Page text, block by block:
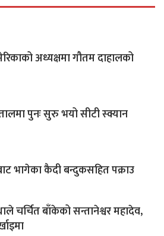
अध्यक्षमा गौतम दाहालको
पुनः सुरु भयो सीटी स्क्यान
भागेका कैदी बन्दुकसहित पक्राउ
चर्चित बाँकेको सन्तानेश्वर महादेव,